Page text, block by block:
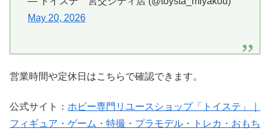
May 20, 2026
営業時間や定休日はこちらで確認できます。
公式サイト： ホビー専門リユースショップ「トイステ」｜
フィギュア・ゲーム・特撮・プラモデル・トレカ・おもち